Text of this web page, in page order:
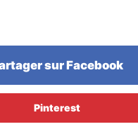
sur Facebook
Pinterest